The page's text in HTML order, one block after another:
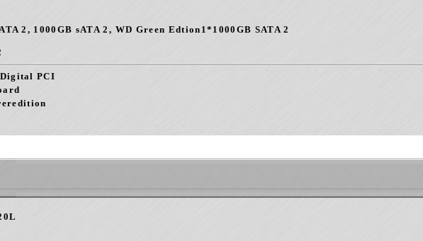
2, 1000GB sATA 2, WD Green Edtion1*1000GB SATA 2
PCI